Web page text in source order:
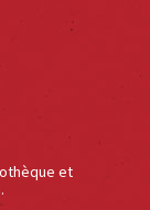
et